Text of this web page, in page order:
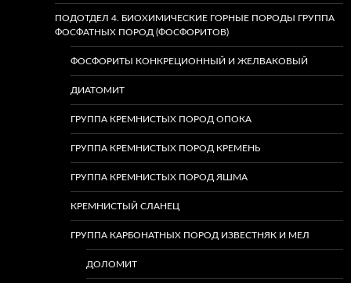
ПОДОТДЕЛ 4. БИОХИМИЧЕСКИЕ ГОРНЫЕ ПОРОДЫ ГРУППА
ФОСФАТНЫХ ПОРОД (ФОСФОРИТОВ)
ФОСФОРИТЫ КОНКРЕЦИОННЫЙ И ЖЕЛВАКОВЫЙ
ДИАТОМИТ
ГРУППА КРЕМНИСТЫХ ПОРОД ОПОКА
ГРУППА КРЕМНИСТЫХ ПОРОД КРЕМЕНЬ
ГРУППА КРЕМНИСТЫХ ПОРОД ЯШМА
КРЕМНИСТЫЙ СЛАНЕЦ
ГРУППА КАРБОНАТНЫХ ПОРОД ИЗВЕСТНЯК И МЕЛ
ДОЛОМИТ